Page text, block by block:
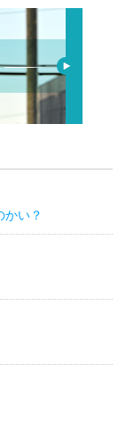
かい？